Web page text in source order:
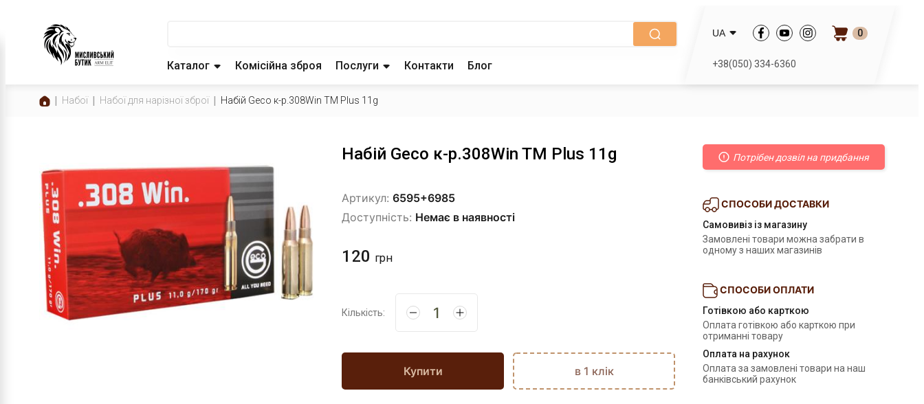
Каталог Комісійна зброя Послуги Контакти Блог
UA 0
+38(050) 334-6360
Набої Набої для нарізної зброї Набій Geco к-р.308Win TM Plus 11g
Набій Geco к-р.308Win TM Plus 11g
Артикул: 6595+6985
Доступність: Немає в наявності
120 грн
Кількість:
Купити в 1 клік
Потрібен дозвіл на придбання
СПОСОБИ ДОСТАВКИ
Самовивіз із магазину
Замовлені товари можна забрати в
одному з наших магазинів
СПОСОБИ ОПЛАТИ
Готівкою або карткою
Оплата готівкою або карткою при
отриманні товару
Оплата на рахунок
Оплата за замовлені товари на наш
банківський рахунок